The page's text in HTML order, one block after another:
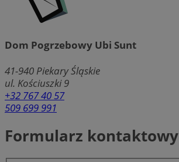
Dom Pogrzebowy Ubi Sunt
41-940 Piekary Śląskie
ul. Kościuszki 9
+32 767 40 57
509 699 991
Formularz kontaktowy